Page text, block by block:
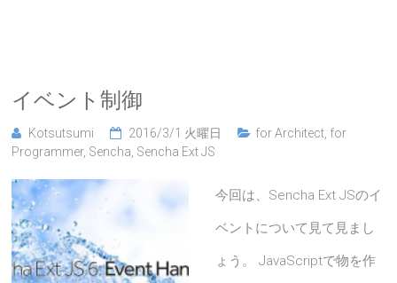
イベント制御
Kotsutsumi 2016/3/1 火曜日 for Architect for
Programmer, Sencha Sencha Ext JS
今回は、Sencha Ext JSのイ
ベントについて見て見まし
ょう。 JavaScriptで物を作